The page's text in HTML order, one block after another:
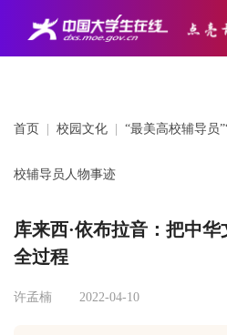
首页 校园文化 “最美高校辅导员
校辅导员人物事迹
库来西·依布拉音：把中
全过程
许孟楠 2022-04-10